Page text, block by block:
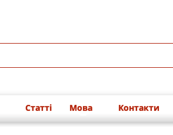
Статті Мова Контакти